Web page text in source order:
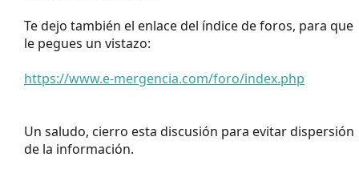
Te dejo también el enlace del índice de foros, para que
le pegues un vistazo:
https://www.e-mergencia.com/foro/index.php
Un saludo, cierro esta discusión para evitar dispersión
de la información.